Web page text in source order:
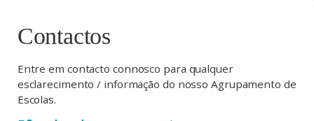
Contactos
Entre em contacto connosco para qualquer
esclarecimento / informação do nosso Agrupamento de
Escolas.